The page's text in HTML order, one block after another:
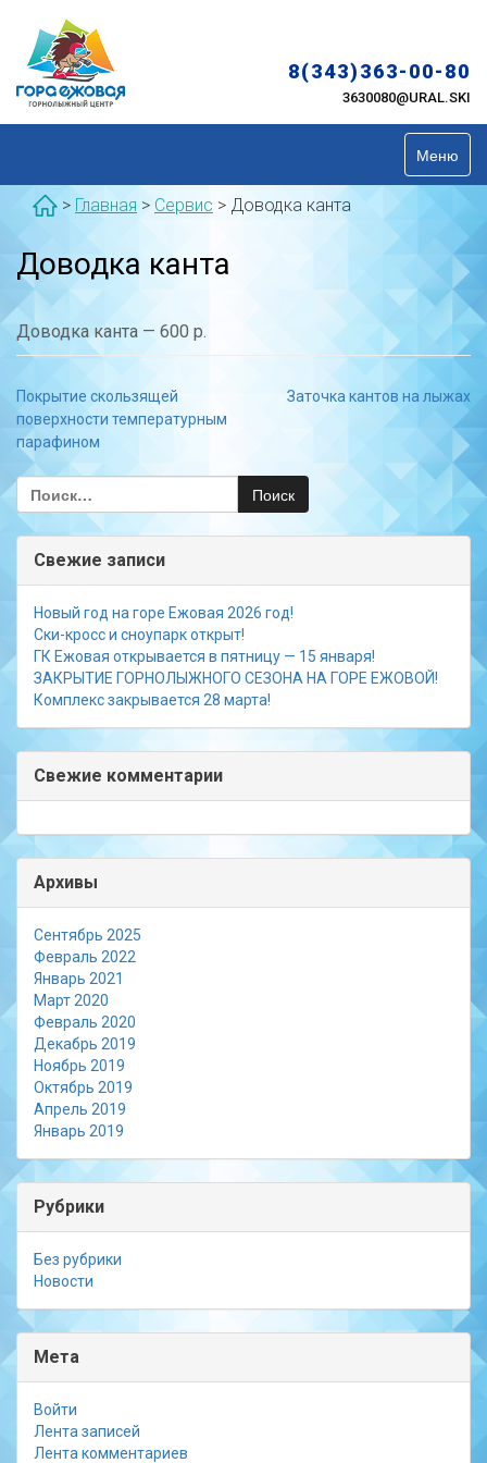
content
8(343)363-00-80
3630080@URAL.SKI
Меню
> Главная > Сервис > Доводка канта
Доводка канта
Доводка канта — 600 р.
Навигация
по
записям
Покрытие скользящей
поверхности температурным
парафином
Заточка кантов на лыжах
Найти:
Свежие записи
Новый год на горе Ежовая 2026 год!
Ски-кросс и сноупарк открыт!
ГК Ежовая открывается в пятницу — 15 января!
ЗАКРЫТИЕ ГОРНОЛЫЖНОГО СЕЗОНА НА ГОРЕ ЕЖОВОЙ!
Комплекс закрывается 28 марта!
Свежие комментарии
Архивы
Сентябрь 2025
Февраль 2022
Январь 2021
Март 2020
Февраль 2020
Декабрь 2019
Ноябрь 2019
Октябрь 2019
Апрель 2019
Январь 2019
Рубрики
Без рубрики
Новости
Мета
Войти
Лента записей
Лента комментариев